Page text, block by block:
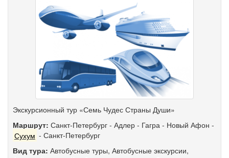
Экскурсионный тур «Семь Чудес Страны Души»
Маршрут: Санкт-Петербург - Адлер - Гагра - Новый Афон -
Сухум - Санкт-Петербург
Вид тура: Автобусные туры, Автобусные экскурсии,